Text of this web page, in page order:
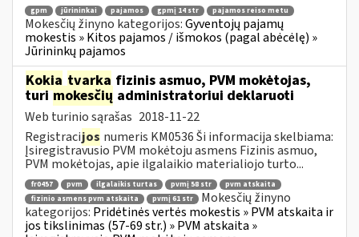
gpm jūrininkai pajamos gpmį 14 str pajamos reiso metu
Mokesčių žinyno kategorijos:Gyventojų pajamų
mokestis » Kitos pajamos / išmokos (pagal abėcėlę) »
Jūrininkų pajamos
Kokia tvarka fizinis asmuo, PVM mokėtojas,
turimokesčių administratoriui deklaruoti
Web turinio sąrašas 2018-11-22
Registracijos numeris KM0536 Ši informacija skelbiama:
Įsiregistravusio PVM mokėtoju asmens Fizinis asmuo,
PVM mokėtojas, apie ilgalaikio materialiojo turto...
fr0457 pvm ilgalaikis turtas pvmį 58 str
pvm atskaita
fizinio asmens pvm atskaita
pvmį 61 str
Mokesčių žinyno
kategorijos: Pridėtinės vertės mokestis » PVM atskaita ir
jos tikslinimas (57-69 str.) » PVM atskaita »